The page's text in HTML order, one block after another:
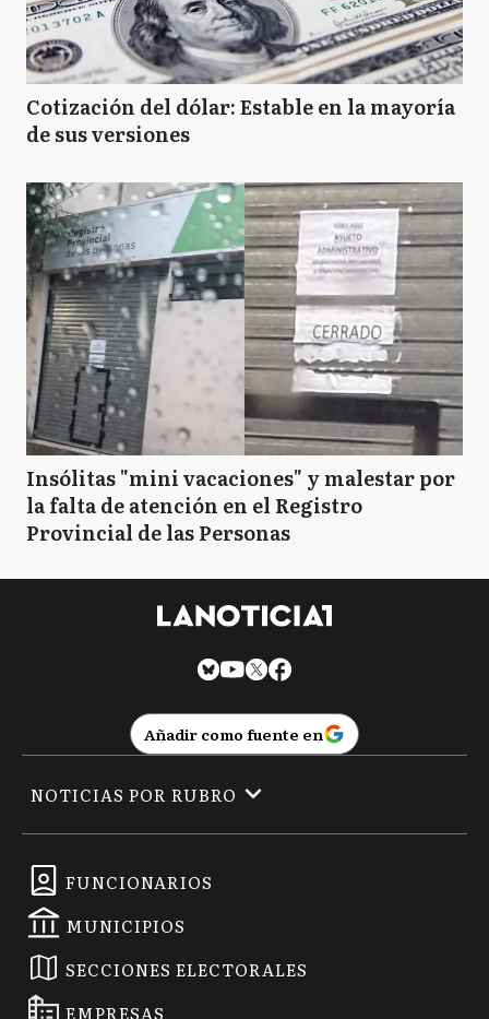
Cotización del dólar: Estable en la mayoría
de sus versiones
Insólitas "mini vacaciones" y malestar por
la falta de atención en el Registro
Provincial de las Personas
Añadir como fuente en
FUNCIONARIOS
MUNICIPIOS
SECCIONES ELECTORALES
EMPRESAS
NOTICIAS POR RUBRO